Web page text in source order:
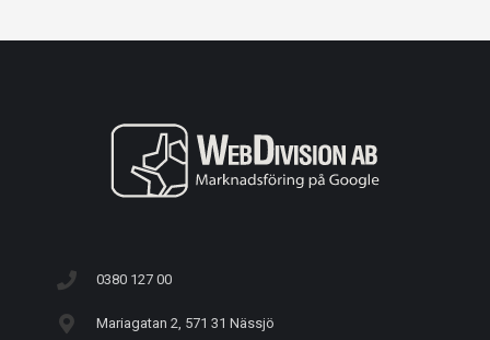
0380 127 00
Mariagatan 2, 571 31 Nässjö